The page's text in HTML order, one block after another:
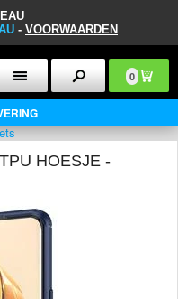
- VOORWAARDEN
0
HOESJE -